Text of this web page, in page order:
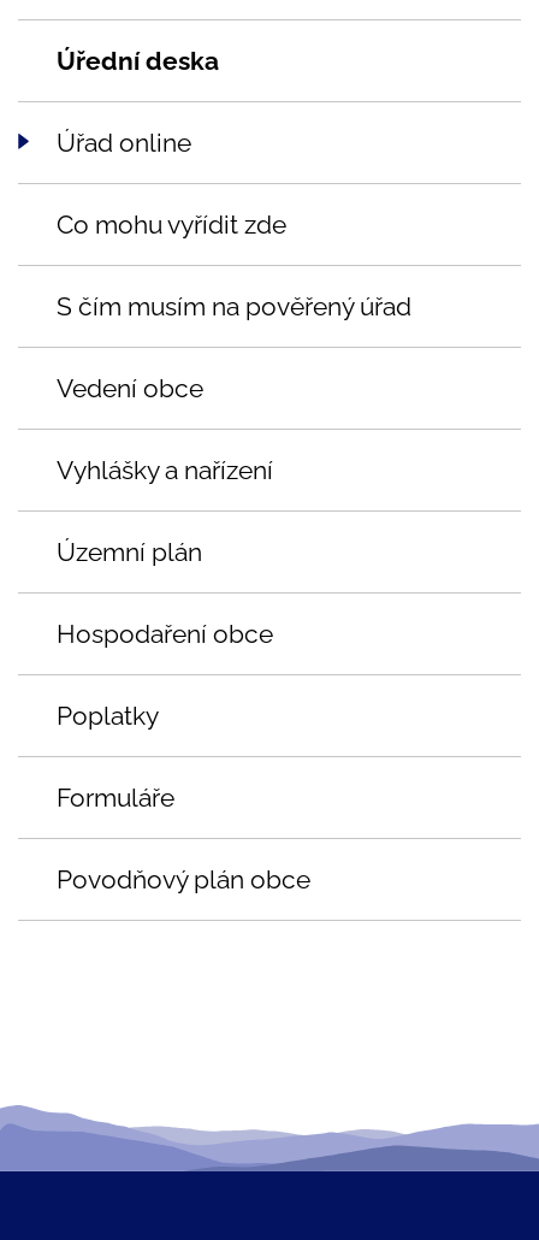
Úřední deska
Úřad online
Co mohu vyřídit zde
S čím musím na pověřený úřad
Vedení obce
Vyhlášky a nařízení
Územní plán
Hospodaření obce
Poplatky
Formuláře
Povodňový plán obce